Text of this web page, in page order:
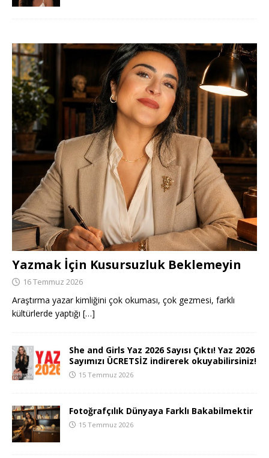
Yazmak İçin Kusursuzluk Beklemeyin
16 Temmuz 2026
Araştırma yazar kimliğini çok okuması, çok gezmesi, farklı
kültürlerde yaptığı […]
She and Girls Yaz 2026 Sayısı Çıktı! Yaz 2026
Sayımızı ÜCRETSİZ indirerek okuyabilirsiniz!
15 Temmuz 2026
Fotoğrafçılık Dünyaya Farklı Bakabilmektir
15 Temmuz 2026